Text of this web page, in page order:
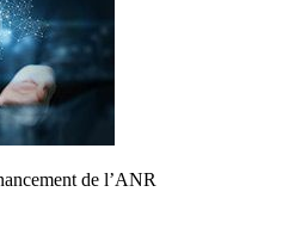
de l’ANR